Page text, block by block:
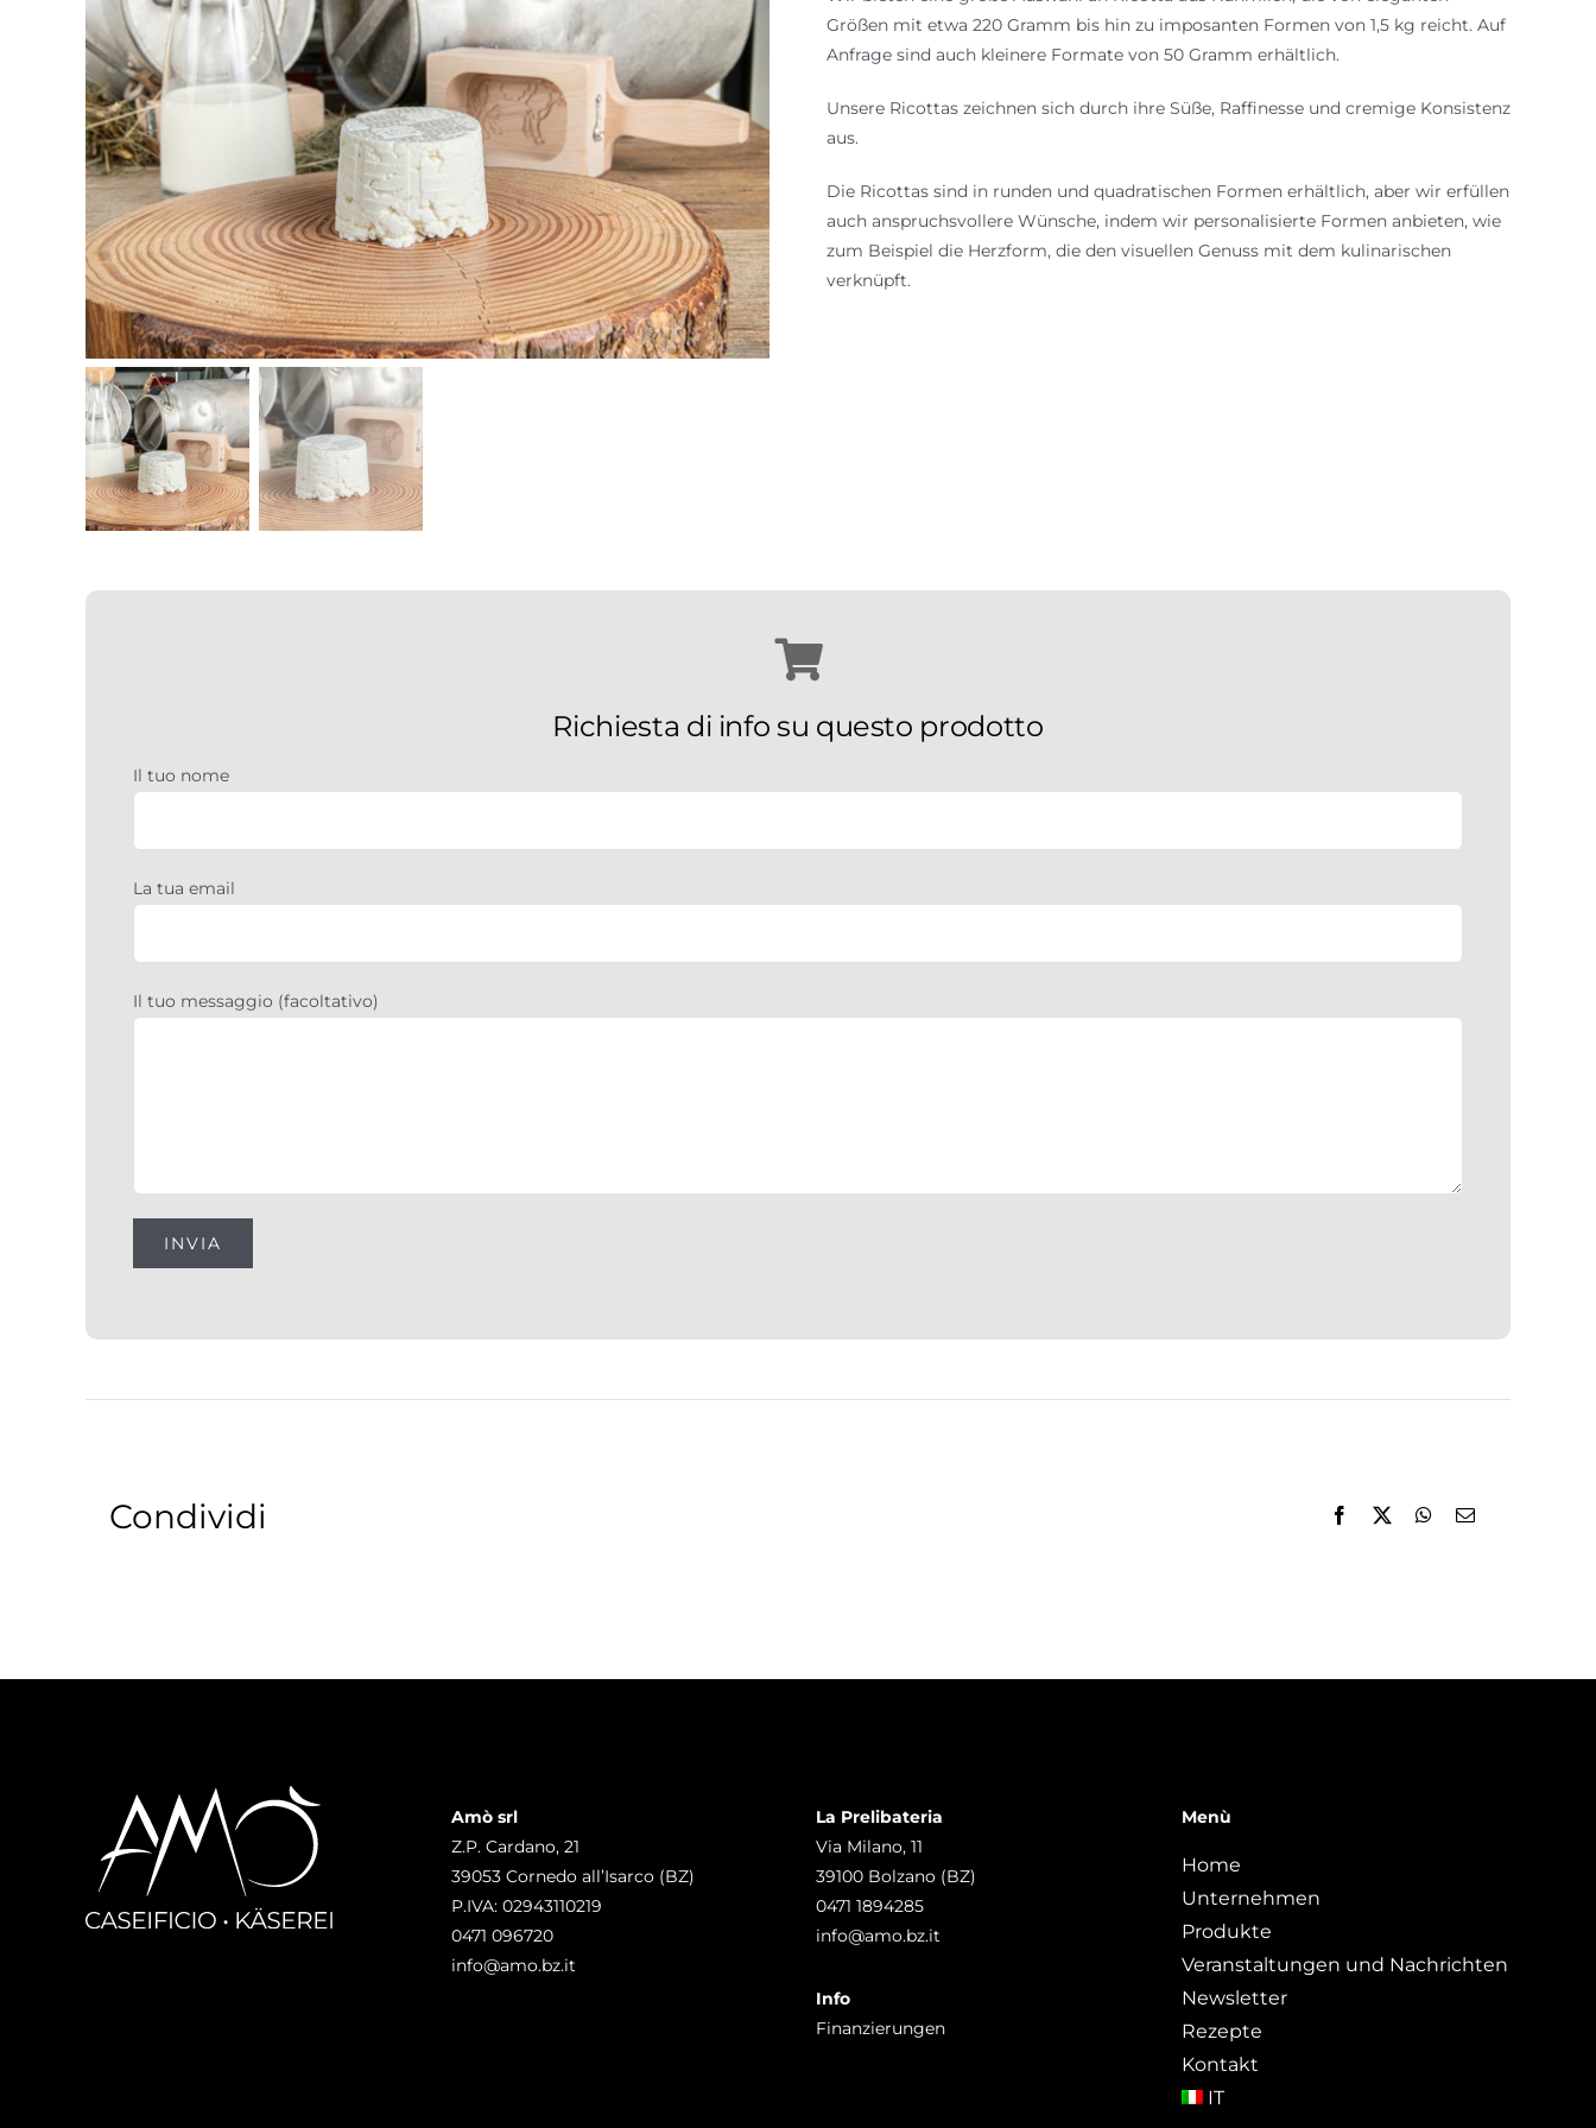
Veranstaltungen
und Nachrichten
Größen mit etwa 220 Gramm bis hin zu imposanten Formen von 1,5 kg reicht. Auf
Anfrage sind auch kleinere Formate von 50 Gramm erhältlich.
Unsere Ricottas zeichnen sich durch ihre Süße, Raffinesse und cremige Konsistenz
aus.
Die Ricottas sind in runden und quadratischen Formen erhältlich, aber wir erfüllen
auch anspruchsvollere Wünsche, indem wir personalisierte Formen anbieten, wie
zum Beispiel die Herzform, die den visuellen Genuss mit dem kulinarischen
verknüpft.
Richiesta di info su questo prodotto
Il tuo nome
La tua email
Il tuo messaggio (facoltativo)
Condividi
Amò srl
Z.P. Cardano, 21
39053 Cornedo all’Isarco (BZ)
P.IVA: 02943110219
0471 096720
info@amo.bz.it
La Prelibateria
Via Milano, 11
39100 Bolzano (BZ)
0471 1894285
info@amo.bz.it
Info
Finanzierungen
Menù
Home
Unternehmen
Produkte
Veranstaltungen und Nachrichten
Newsletter
Rezepte
Kontakt
IT